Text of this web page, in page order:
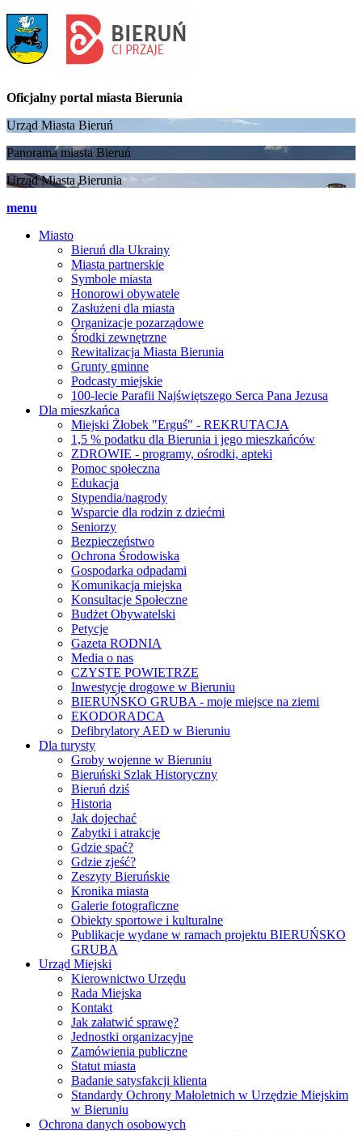
Oficjalny portal miasta Bierunia
Urząd Miasta Bieruń
Panorama miasta Bieruń
Urząd Miasta Bierunia
menu
Miasto
Bieruń dla Ukrainy
Miasta partnerskie
Symbole miasta
Honorowi obywatele
Zasłużeni dla miasta
Organizacje pozarządowe
Środki zewnętrzne
Rewitalizacja Miasta Bierunia
Grunty gminne
Podcasty miejskie
100-lecie Parafii Najświętszego Serca Pana Jezusa
Dla mieszkańca
Miejski Żłobek "Erguś" - REKRUTACJA
1,5 % podatku dla Bierunia i jego mieszkańców
ZDROWIE - programy, ośrodki, apteki
Pomoc społeczna
Edukacja
Stypendia/nagrody
Wsparcie dla rodzin z dziećmi
Seniorzy
Bezpieczeństwo
Ochrona Środowiska
Gospodarka odpadami
Komunikacja miejska
Konsultacje Społeczne
Budżet Obywatelski
Petycje
Gazeta RODNIA
Media o nas
CZYSTE POWIETRZE
Inwestycje drogowe w Bieruniu
BIERUŃSKO GRUBA - moje miejsce na ziemi
EKODORADCA
Defibrylatory AED w Bieruniu
Dla turysty
Groby wojenne w Bieruniu
Bieruński Szlak Historyczny
Bieruń dziś
Historia
Jak dojechać
Zabytki i atrakcje
Gdzie spać?
Gdzie zjeść?
Zeszyty Bieruńskie
Kronika miasta
Galerie fotograficzne
Obiekty sportowe i kulturalne
Publikacje wydane w ramach projektu BIERUŃSKO
GRUBA
Urząd Miejski
Kierownictwo Urzędu
Rada Miejska
Kontakt
Jak załatwić sprawę?
Jednostki organizacyjne
Zamówienia publiczne
Statut miasta
Badanie satysfakcji klienta
Standardy Ochrony Małoletnich w Urzędzie Miejskim
w Bieruniu
Ochrona danych osobowych